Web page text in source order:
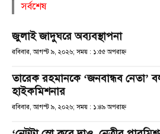
সর্বশেষ
জুলাই জাদুঘরে অব্যবস্থাপনা
রবিবার, আগস্ট ৯, ২০২৬; সময় : ১:৫৫ অপরাহ্ণ
তারেক রহমানকে ‘জনবান্ধব নেতা’
হাইকমিশনার
রবিবার, আগস্ট ৯, ২০২৬; সময় : ১:৪৯ অপরাহ্ণ